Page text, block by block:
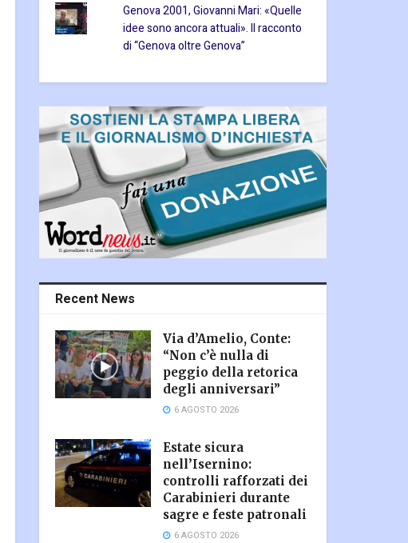
Genova 2001, Giovanni Mari: «Quelle
idee sono ancora attuali». Il racconto
di “Genova oltre Genova”
Recent News
Via d’Amelio, Conte:
“Non c’è nulla di
peggio della retorica
degli anniversari”
6 AGOSTO 2026
Estate sicura
nell’Isernino:
controlli rafforzati dei
Carabinieri durante
sagre e feste patronali
6 AGOSTO 2026